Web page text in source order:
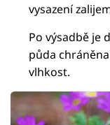
vysazení
Po výsadbě je
půda
vlhkost.